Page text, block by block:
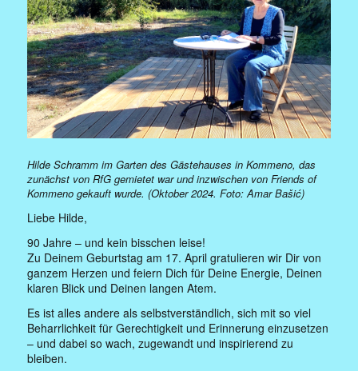
Hilde Schramm im Garten des Gästehauses in Kommeno, das
zunächst von RfG gemietet war und inzwischen von Friends of
Kommeno gekauft wurde. (Oktober 2024. Foto: Amar Bašić)
Liebe Hilde,
90 Jahre – und kein bisschen leise!
Zu Deinem Geburtstag am 17. April gratulieren wir Dir von
ganzem Herzen und feiern Dich für Deine Energie, Deinen
klaren Blick und Deinen langen Atem.
Es ist alles andere als selbstverständlich, sich mit so viel
Beharrlichkeit für Gerechtigkeit und Erinnerung einzusetzen
– und dabei so wach, zugewandt und inspirierend zu
bleiben.